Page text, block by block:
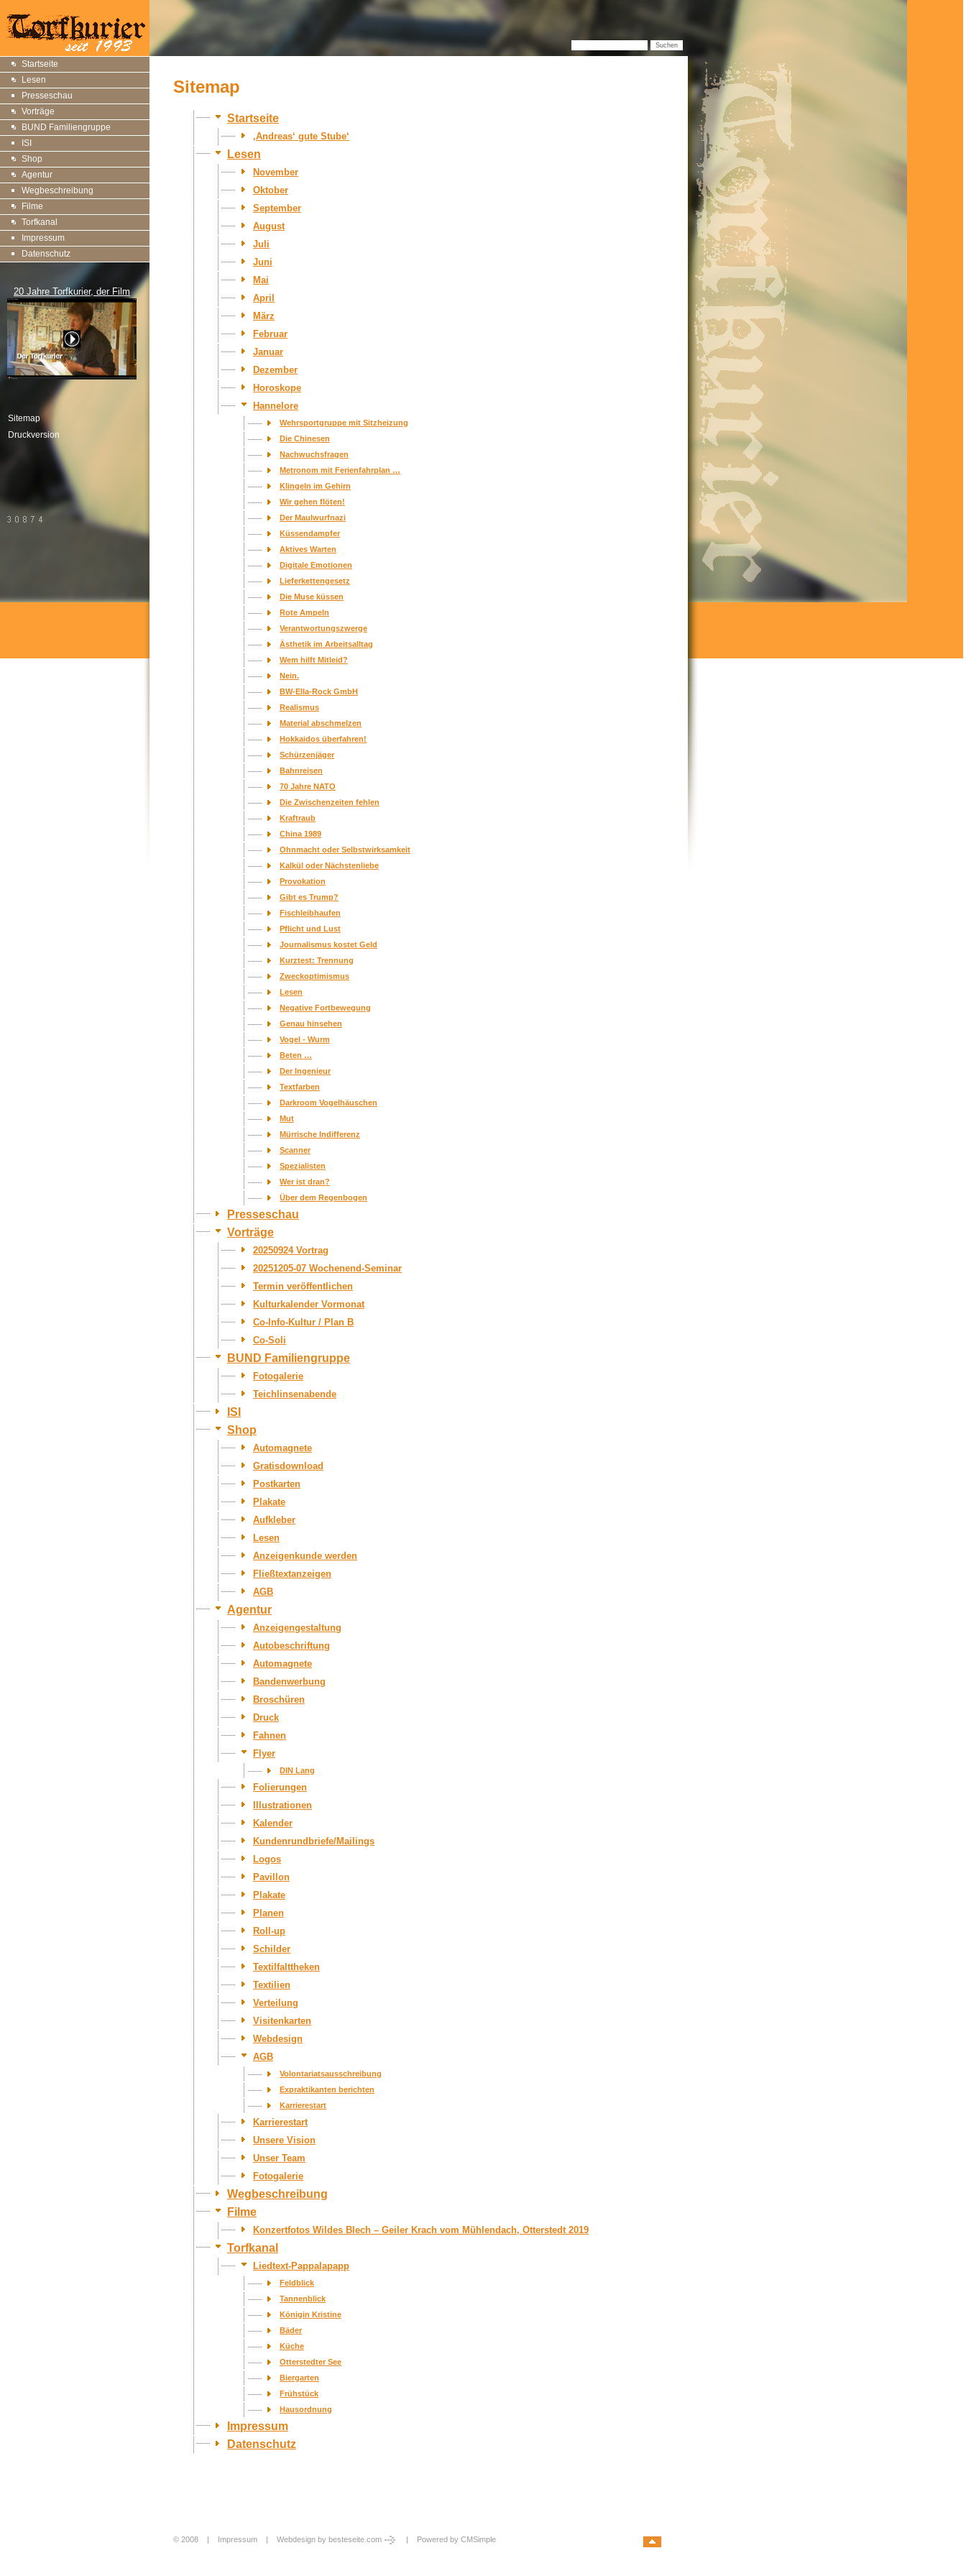
Startseite
Lesen
Presseschau
Vorträge
BUND Familiengruppe
ISI
Shop
Agentur
Wegbeschreibung
Filme
Torfkanal
Impressum
Datenschutz
20 Jahre Torfkurier, der Film
Sitemap
Druckversion
Sitemap
Startseite
‚Andreas‘ gute Stube‘
Lesen
November
Oktober
September
August
Juli
Juni
Mai
April
März
Februar
Januar
Dezember
Horoskope
Hannelore
Wehrsportgruppe mit Sitzheizung
Die Chinesen
Nachwuchsfragen
Metronom mit Ferienfahrplan …
Klingeln im Gehirn
Wir gehen flöten!
Der Maulwurfnazi
Küssendampfer
Aktives Warten
Digitale Emotionen
Lieferkettengesetz
Die Muse küssen
Rote Ampeln
Verantwortungszwerge
Ästhetik im Arbeitsalltag
Wem hilft Mitleid?
Nein.
BW-Ella-Rock GmbH
Realismus
Material abschmelzen
Hokkaidos überfahren!
Schürzenjäger
Bahnreisen
70 Jahre NATO
Die Zwischenzeiten fehlen
Kraftraub
China 1989
Ohnmacht oder Selbstwirksamkeit
Kalkül oder Nächstenliebe
Provokation
Gibt es Trump?
Fischleibhaufen
Pflicht und Lust
Journalismus kostet Geld
Kurztest: Trennung
Zweckoptimismus
Lesen
Negative Fortbewegung
Genau hinsehen
Vogel - Wurm
Beten …
Der Ingenieur
Textfarben
Darkroom Vogelhäuschen
Mut
Mürrische Indifferenz
Scanner
Spezialisten
Wer ist dran?
Über dem Regenbogen
Presseschau
Vorträge
20250924 Vortrag
20251205-07 Wochenend-Seminar
Termin veröffentlichen
Kulturkalender Vormonat
Co-Info-Kultur / Plan B
Co-Soli
BUND Familiengruppe
Fotogalerie
Teichlinsenabende
ISI
Shop
Automagnete
Gratisdownload
Postkarten
Plakate
Aufkleber
Lesen
Anzeigenkunde werden
Fließtextanzeigen
AGB
Agentur
Anzeigengestaltung
Autobeschriftung
Automagnete
Bandenwerbung
Broschüren
Druck
Fahnen
Flyer
DIN Lang
Folierungen
Illustrationen
Kalender
Kundenrundbriefe/Mailings
Logos
Pavillon
Plakate
Planen
Roll-up
Schilder
Textilfalttheken
Textilien
Verteilung
Visitenkarten
Webdesign
AGB
Volontariatsausschreibung
Expraktikanten berichten
Karrierestart
Karrierestart
Unsere Vision
Unser Team
Fotogalerie
Wegbeschreibung
Filme
Konzertfotos Wildes Blech – Geiler Krach vom Mühlendach, Otterstedt 2019
Torfkanal
Liedtext-Pappalapapp
Feldblick
Tannenblick
Königin Kristine
Bäder
Küche
Otterstedter See
Biergarten
Frühstück
Hausordnung
Impressum
Datenschutz
© 2008 | Impressum Webdesign by besteseite.com | Powered by CMSimple